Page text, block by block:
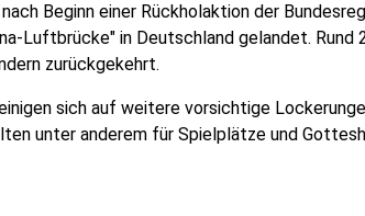
Beginn einer Rückholaktion der
Luftbrücke" in Deutschland gelandet. Rund
zurückgekehrt.
sich auf weitere vorsichtige
unter anderem für Spielplätze und